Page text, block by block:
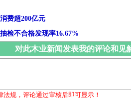
费超200亿元
检不合格发现率16.67%
对此木业新闻发表我的评论和见
规，评论通过审核后即可显示！